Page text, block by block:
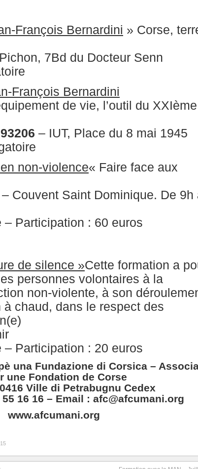
François Bernardini » Corse,
7Bd du Docteur Senn
François Bernardini
de vie, l’outil du XXIème
– IUT, Place du 8 mai 1945
non-violence« Faire face aux
– Couvent Saint Dominique. De 9h
Participation : 60 euros
de silence »Cette formation a
personnes volontaires à la
non-violente, à son
chaud, dans le respect des
Participation : 20 euros
una Fundazione di Corsica –
une Fondation de Corse
Ville di Petrabugnu Cedex
16 16 – Email : afc@afcumani.org
www.afcumani.org